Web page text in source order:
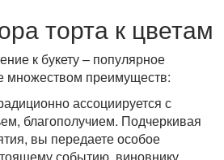
торта к цветам
к букету – популярное
преимуществ:
ассоциируется с
благополучием. Подчеркивая
вы передаете особое